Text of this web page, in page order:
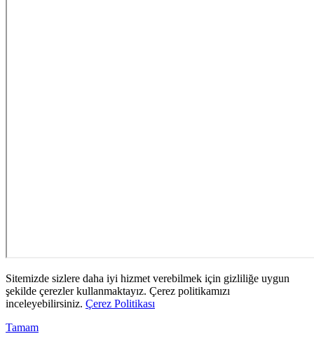
Sitemizde sizlere daha iyi hizmet verebilmek için gizliliğe uygun
şekilde çerezler kullanmaktayız. Çerez politikamızı
inceleyebilirsiniz. Çerez Politikası
Tamam